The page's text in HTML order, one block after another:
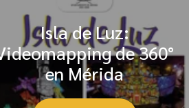
Isla de Luz:
de 360°
en Mérida